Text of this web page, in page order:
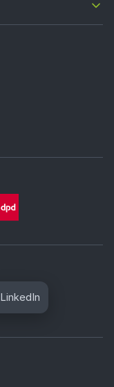
LinkedIn